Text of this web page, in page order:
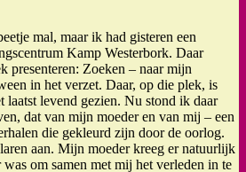
mal, maar ik had gisteren een
Kamp Westerbork. Daar
presenteren: Zoeken – naar mijn
in het verzet. Daar, op die plek, is
laatst levend gezien. Nu stond ik daar
dat van mijn moeder en van mij – een
die gekleurd zijn door de oorlog.
aan. Mijn moeder kreeg er natuurlijk
om samen met mij het verleden in te